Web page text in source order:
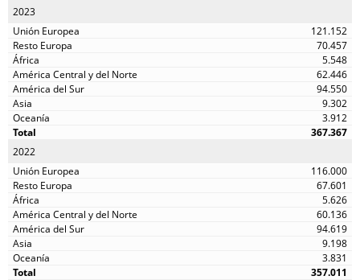
2023
121.152
70.457
5.548
62.446
94.550
9.302
3.912
367.367
2022
116.000
67.601
5.626
60.136
94.619
9.198
3.831
357.011